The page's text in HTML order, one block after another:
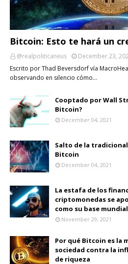
Bitcoin: Esto te hará un
@realpoliticaneus
December 23,
Escrito por Thad Beversdorf vía
observando en silencio cómo…
Cooptado por Wall
Bitcoin?
December 04, 2021
Salto de la
Bitcoin
December 04, 2021
La estafa de los
criptomonedas se
como su base mundial
November 29, 2021
Por qué Bitcoin es la
sociedad contra la
de riqueza